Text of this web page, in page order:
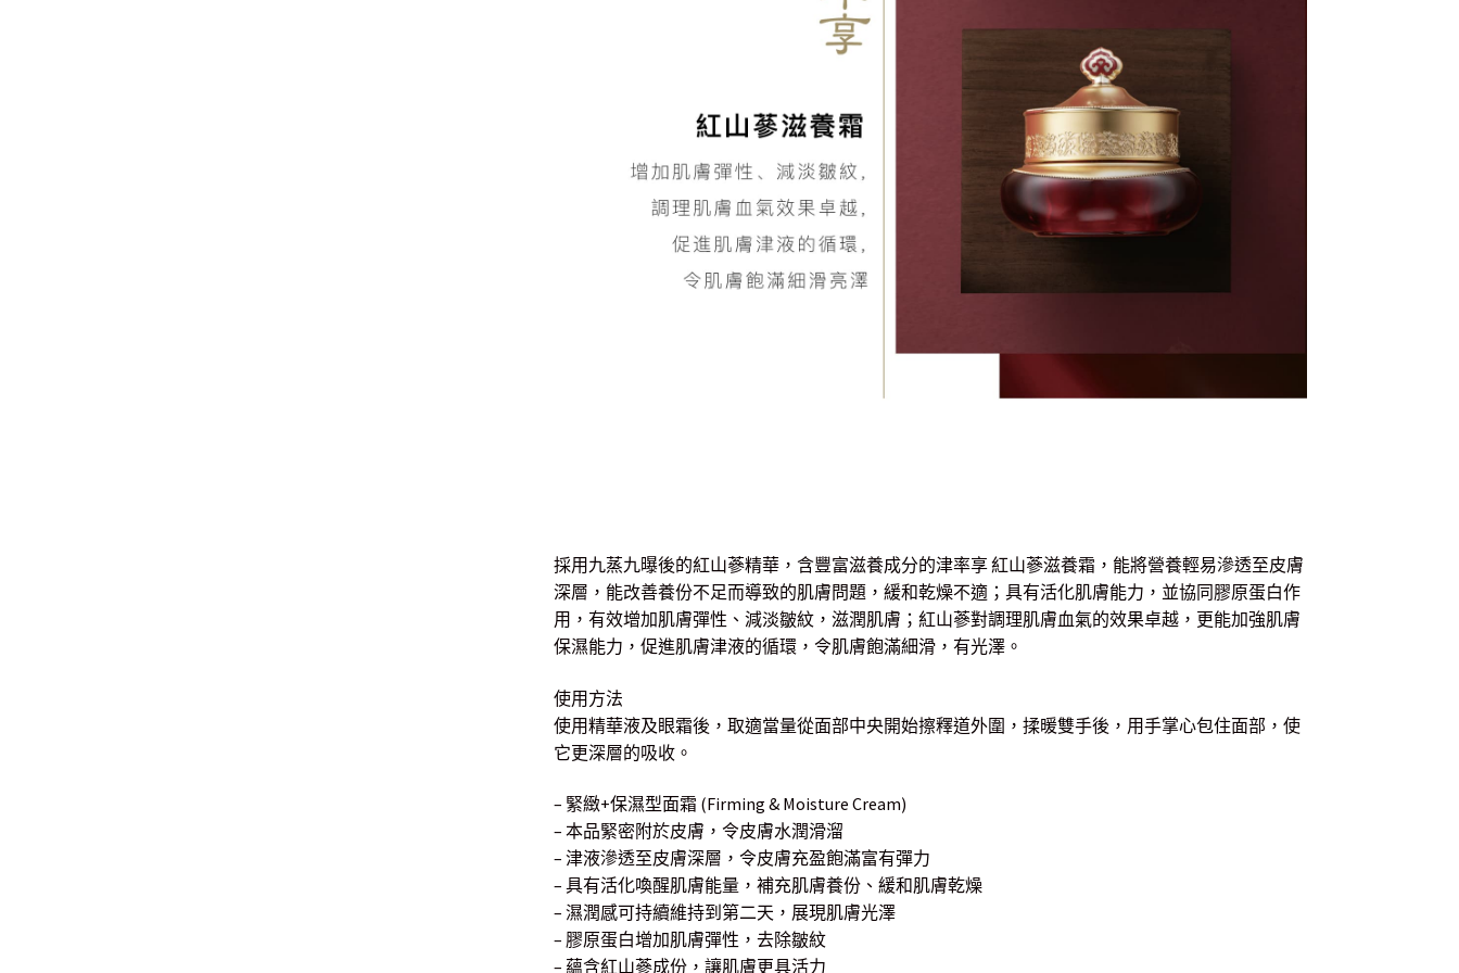
採用九蒸九曝後的紅山蔘精華，含豐富滋養成分的津率享 紅山蔘滋養霜，能將營養輕易滲透至皮膚
深層，能改善養份不足而導致的肌膚問題，緩和乾燥不適；具有活化肌膚能力，並協同膠原蛋白作
用，有效增加肌膚彈性、減淡皺紋，滋潤肌膚；紅山蔘對調理肌膚血氣的效果卓越，更能加強肌膚
保濕能力，促進肌膚津液的循環，令肌膚飽滿細滑，有光澤。
使用方法
使用精華液及眼霜後，取適當量從面部中央開始擦釋道外圍，揉暖雙手後，用手掌心包住面部，使
它更深層的吸收。
– 緊緻+保濕型面霜 (Firming & Moisture Cream)
– 本品緊密附於皮膚，令皮膚水潤滑溜
– 津液滲透至皮膚深層，令皮膚充盈飽滿富有彈力
– 具有活化喚醒肌膚能量，補充肌膚養份、緩和肌膚乾燥
– 濕潤感可持續維持到第二天，展現肌膚光澤
– 膠原蛋白增加肌膚彈性，去除皺紋
– 蘊含紅山蔘成份，讓肌膚更具活力